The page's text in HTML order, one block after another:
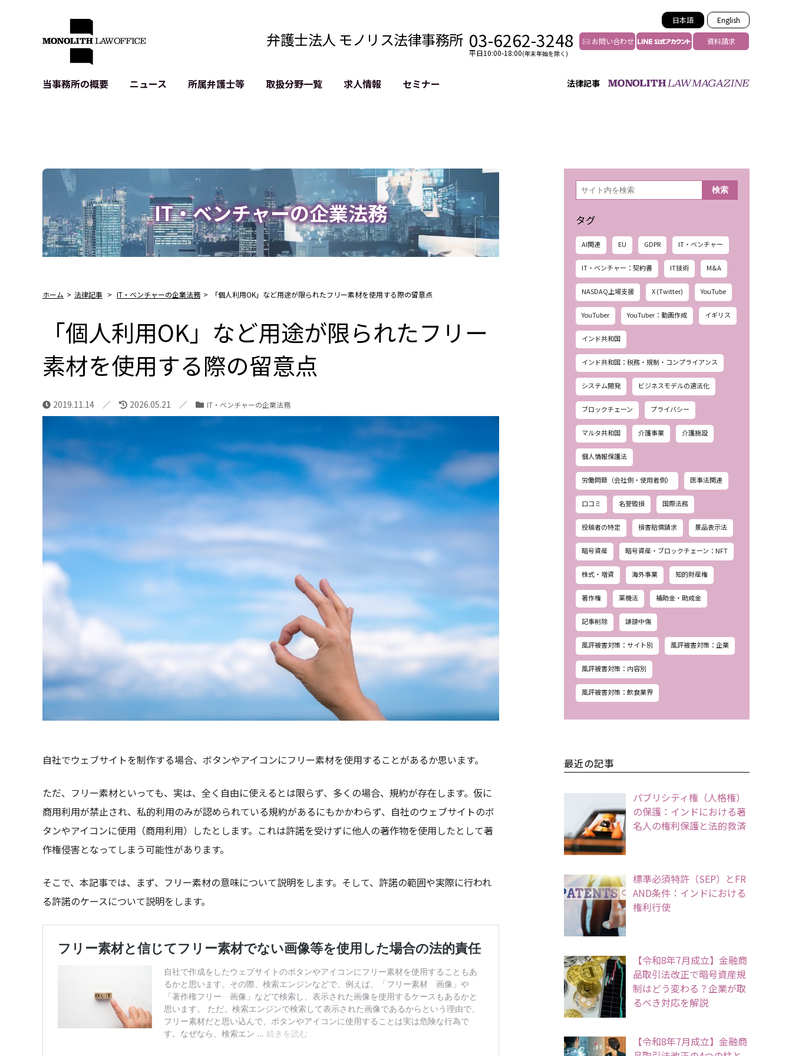
日本語 English
弁護士法人 モノリス法律事務所 03-6262-3248
平日10:00-18:00(年末年始を除く)
お問い合わせ 資料請求
法律記事
当事務所の概要
アクセス
ニュース 所属弁護士等 取扱分野一覧
IPO（上場）支援
生成AI関連法務
記事・LPの薬機法等チェック
D2C等の不正転売対策
サイバー犯罪の刑事告訴等
GDPR対応支援
リスティング汚染の削除対策
過去の芸能等活動の削除
YouTube等SNSのM&A
求人情報 セミナー
IT・ベンチャーの企業法務
ホーム > 法律記事 > IT・ベンチャーの企業法務 > 「個人利用OK」など用途が限られたフリー素材を使用する際の留意点
「個人利用OK」など用途が限られたフリー
素材を使用する際の留意点
2019.11.14 2026.05.21 IT・ベンチャーの企業法務
自社でウェブサイトを制作する場合、ボタンやアイコンにフリー素材を使用することがあるか思います。
ただ、フリー素材といっても、実は、全く自由に使えるとは限らず、多くの場合、規約が存在します。仮に
商用利用が禁止され、私的利用のみが認められている規約があるにもかかわらず、自社のウェブサイトのボ
タンやアイコンに使用（商用利用）したとします。これは許諾を受けずに他人の著作物を使用したとして著
作権侵害となってしまう可能性があります。
そこで、本記事では、まず、フリー素材の意味について説明をします。そして、許諾の範囲や実際に行われ
る許諾のケースについて説明をします。
検
索 検索
タグ
AI関連 EU GDPR IT・ベンチャー
IT・ベンチャー：契約書 IT技術 M&A
NASDAQ上場支援 X (Twitter) YouTube
YouTuber YouTuber：動画作成 イギリス
インド共和国
インド共和国：税務・規制・コンプライアンス
システム開発 ビジネスモデルの適法化
ブロックチェーン プライバシー
マルタ共和国 介護事業 介護施設
個人情報保護法
労働問題（会社側・使用者側） 医事法関連
口コミ 名誉毀損 国際法務
投稿者の特定 損害賠償請求 景品表示法
暗号資産 暗号資産・ブロックチェーン：NFT
株式・増資 海外事業 知的財産権
著作権 薬機法 補助金・助成金
記事削除 誹謗中傷
風評被害対策：サイト別 風評被害対策：企業
風評被害対策：内容別
風評被害対策：飲食業界
最近の記事
パブリシティ権（人格権）
の保護：インドにおける著
名人の権利保護と法的救済
標準必須特許（SEP）とFR
AND条件：インドにおける
権利行使
【令和8年7月成立】金融商
品取引法改正で暗号資産規
制はどう変わる？企業が取
るべき対応を解説
【令和8年7月成立】金融商